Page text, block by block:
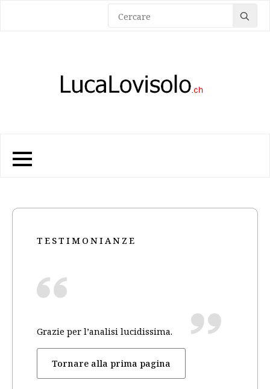
for:
TESTIMONIANZE
Grazie per l’analisi lucidissima.
Tornare alla prima pagina